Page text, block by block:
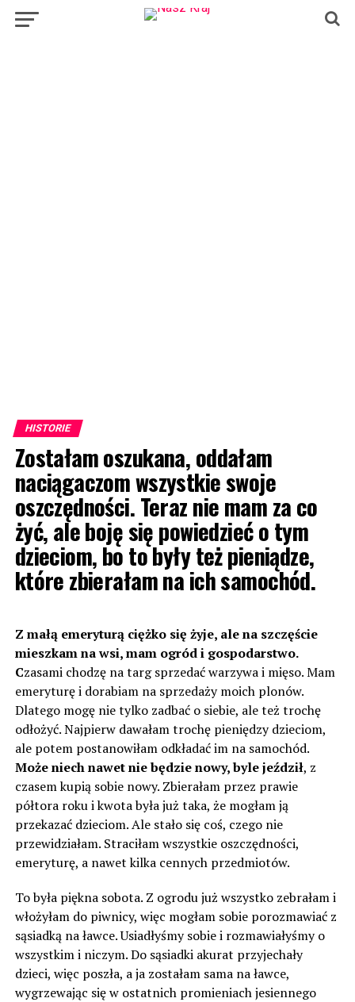
HISTORIE
Zostałam oszukana, oddałam
naciągaczom wszystkie swoje
oszczędności. Teraz nie mam za co
żyć, ale boję się powiedzieć o tym
dzieciom, bo to były też pieniądze,
które zbierałam na ich samochód.
Z małą emeryturą ciężko się żyje, ale na szczęście
mieszkam na wsi, mam ogród i gospodarstwo.
Czasami chodzę na targ sprzedać warzywa i mięso. Mam
emeryturę i dorabiam na sprzedaży moich plonów.
Dlatego mogę nie tylko zadbać o siebie, ale też trochę
odłożyć. Najpierw dawałam trochę pieniędzy dzieciom,
ale potem postanowiłam odkładać im na samochód.
Może niech nawet nie będzie nowy, byle jeździł, z
czasem kupią sobie nowy. Zbierałam przez prawie
półtora roku i kwota była już taka, że ​​mogłam ją
przekazać dzieciom. Ale stało się coś, czego nie
przewidziałam. Straciłam wszystkie oszczędności,
emeryturę, a nawet kilka cennych przedmiotów.
To była piękna sobota. Z ogrodu już wszystko zebrałam i
włożyłam do piwnicy, więc mogłam sobie porozmawiać z
sąsiadką na ławce. Usiadłyśmy sobie i rozmawiałyśmy o
wszystkim i niczym. Do sąsiadki akurat przyjechały
dzieci, więc poszła, a ja zostałam sama na ławce,
wygrzewając się w ostatnich promieniach jesiennego